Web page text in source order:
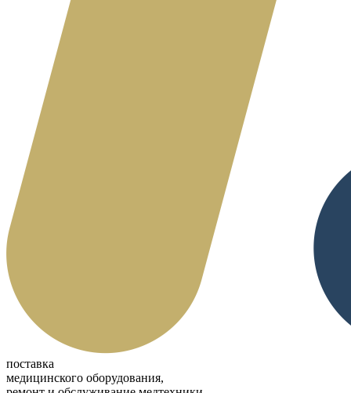
поставка
медицинского оборудования,